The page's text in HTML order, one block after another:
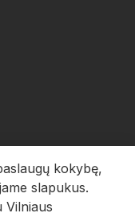
kokybę,
slapukus.
Vilniaus